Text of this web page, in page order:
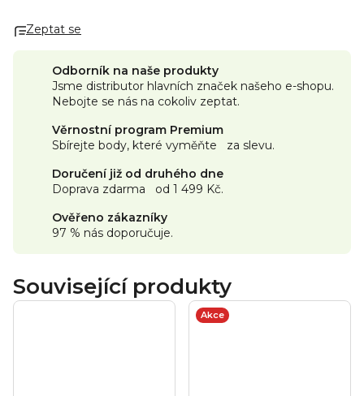
čekanky a sukralózy.
(min. 98 %), zvlhčující látka glycerol, karamel, sukralóza
Výživové údaje na 100 g:
Zeptat se
Odborník na naše produkty
Jsme distributor hlavních značek našeho e-shopu.
Nebojte se nás na cokoliv zeptat.
Věrnostní program Premium
Sbírejte body, které vyměňte za slevu.
Doručení již od druhého dne
Doprava zdarma od 1 499 Kč.
Ověřeno zákazníky
97 % nás doporučuje.
Související produkty
Akce